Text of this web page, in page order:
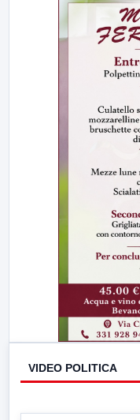
VIDEO POLITICA